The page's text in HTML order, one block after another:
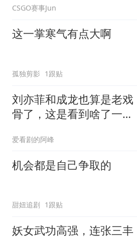
CSGO赛事Jun
这一掌寒气有点大啊
孤独剪影 1跟贴
刘亦菲和成龙也算是老戏
骨了，这是看到啥了一起
爱看剧的阿峰
机会都是自己争取的
甜妞追剧 1跟贴
妖女武功高强，连张三丰